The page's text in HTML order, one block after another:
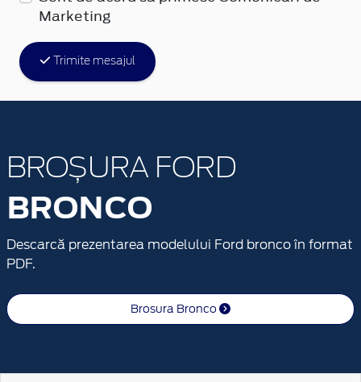
Marketing
Trimite mesajul
BROȘURA FORD
BRONCO
Descarcă prezentarea modelului Ford bronco în format
PDF.
Brosura Bronco